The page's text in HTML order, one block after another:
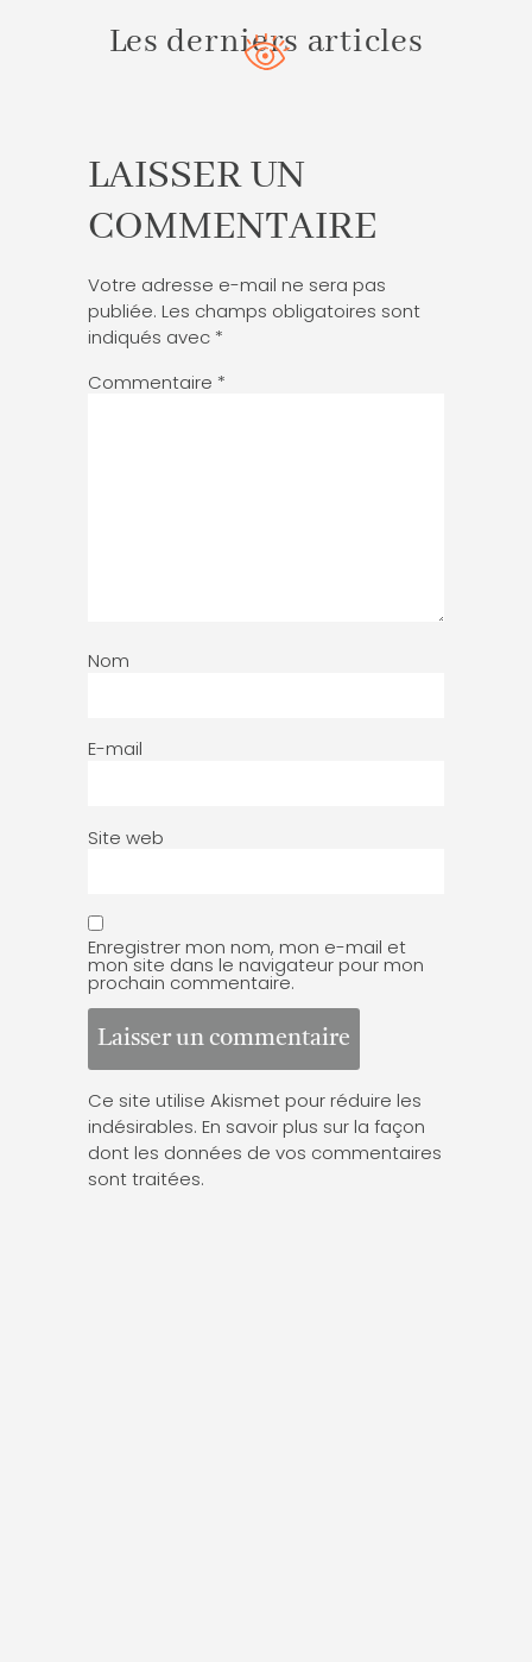
Les derniers articles
LAISSER UN
COMMENTAIRE
Votre adresse e-mail ne sera pas
publiée. Les champs obligatoires sont
indiqués avec *
Commentaire *
Nom
E-mail
Site web
Enregistrer mon nom, mon e-mail et
mon site dans le navigateur pour mon
prochain commentaire.
Ce site utilise Akismet pour réduire les
indésirables. En savoir plus sur la façon
dont les données de vos commentaires
sont traitées.